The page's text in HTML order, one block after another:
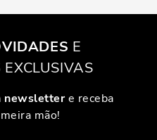
E
EXCLUSIVAS
newslettere receba
mão!